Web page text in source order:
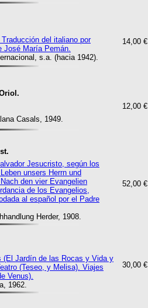
14,00 €
del italiano por
José María Pemán.
s.a. (hacia 1942).
12,00 €
Casals, 1949.
52,00 €
Jesucristo, según los
unsers Herrn und
den vier Evangelien
de los Evangelios,
al español por el Padre
Herder, 1908.
30,00 €
(El Jardín de las Rocas y Vida y
(Teseo, y Melisa). Viajes
Venus).
1962.